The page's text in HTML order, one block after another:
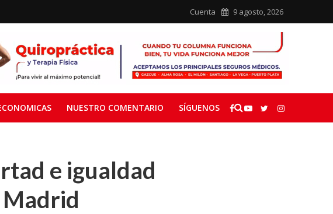
Cuenta 9 agosto, 2026
NUESTRO COMENTARIO SÍGUENOS
e igualdad